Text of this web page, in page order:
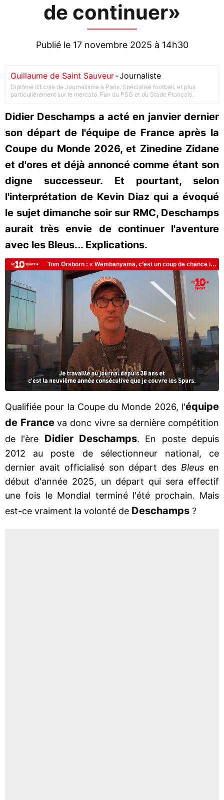
de continuer»
Publié le 17 novembre 2025 à 14h30
Guillaume de Saint Sauveur-Journaliste
Diplômé d’Ecole de Journalisme à Paris. Spécialisé football, et plus
particulièrement sur le mercato. Fan du PSG et du Stade Français.
Didier Deschamps a acté en janvier dernier
son départ de l'équipe de France après la
Coupe du Monde 2026, et Zinedine Zidane
et d'ores et déjà annoncé comme étant son
digne successeur. Et pourtant, selon
l'interprétation de Kevin Diaz qui a évoqué
le sujet dimanche soir sur RMC, Deschamps
aurait très envie de continuer l'aventure
avec les Bleus... Explications.
Qualifiée pour la Coupe du Monde 2026, l'équipe
de Franceva donc vivre sa dernière compétition
de l'ère Didier Deschamps. En poste depuis
2012 au poste de sélectionneur national, ce
dernier avait officialisé son départ des Bleus en
début d'année 2025, un départ qui sera effectif
une fois le Mondial terminé l'été prochain. Mais
est-ce vraiment la volonté de Deschamps ?